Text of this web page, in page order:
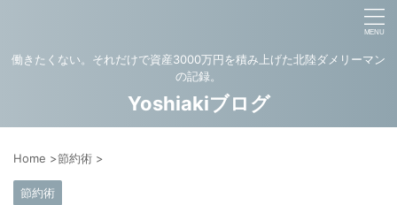
働きたくない。それだけで資産3000万円を積み上げた北陸ダメリーマン
の記録。
Yoshiakiブログ
Home >節約術 >
節約術